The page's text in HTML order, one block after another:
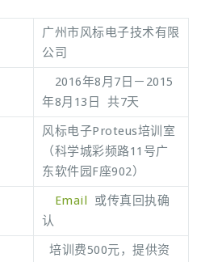
u
真
教
用
广州市风标电子技术有限
公司
2016年8月7日－2015
年8月13日 共7天
风标电子Proteus培训室
（科学城彩频路11号广
东软件园F座902）
Email
或传真回执确
认
培训费500元，提供资